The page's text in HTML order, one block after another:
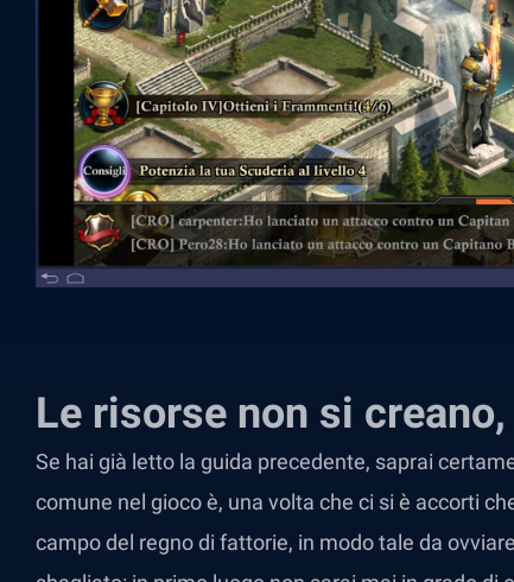
Le risorse non si
Se hai già letto la guida precedente, saprai
comune nel gioco è, una volta che ci si è accorti
campo del regno di fattorie, in modo tale da